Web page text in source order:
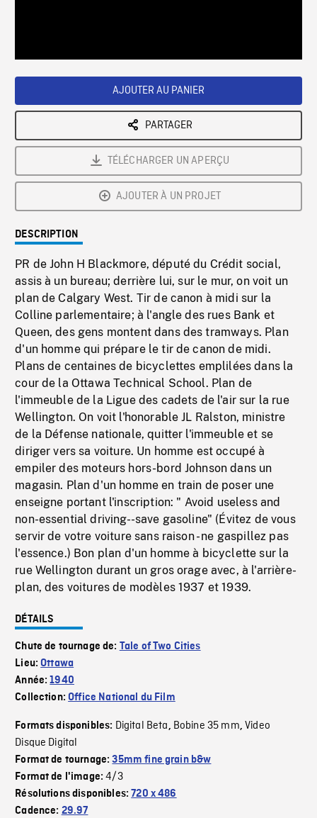
AJOUTER AU PANIER
PARTAGER
TÉLÉCHARGER UN APERÇU
AJOUTER À UN PROJET
DESCRIPTION
PR de John H Blackmore, député du Crédit social,
assis à un bureau; derrière lui, sur le mur, on voit un
plan de Calgary West. Tir de canon à midi sur la
Colline parlementaire; à l'angle des rues Bank et
Queen, des gens montent dans des tramways. Plan
d'un homme qui prépare le tir de canon de midi.
Plans de centaines de bicyclettes emplilées dans la
cour de la Ottawa Technical School. Plan de
l'immeuble de la Ligue des cadets de l'air sur la rue
Wellington. On voit l'honorable JL Ralston, ministre
de la Défense nationale, quitter l'immeuble et se
diriger vers sa voiture. Un homme est occupé à
empiler des moteurs hors-bord Johnson dans un
magasin. Plan d'un homme en train de poser une
enseigne portant l'inscription: " Avoid useless and
non-essential driving--save gasoline" (Évitez de vous
servir de votre voiture sans raison - ne gaspillez pas
l'essence.) Bon plan d'un homme à bicyclette sur la
rue Wellington durant un gros orage avec, à l'arrière-
plan, des voitures de modèles 1937 et 1939.
DÉTAILS
Chute de tournage de: Tale of Two Cities
Lieu:Ottawa
Année:1940
Collection:Office National du Film
Formats disponibles: Digital Beta, Bobine 35 mm,Video
Disque Digital
Format de tournage:35mm fine grain b&w
Format de l'image:4/3
Résolutions disponibles:720 x 486
Cadence: 29.97